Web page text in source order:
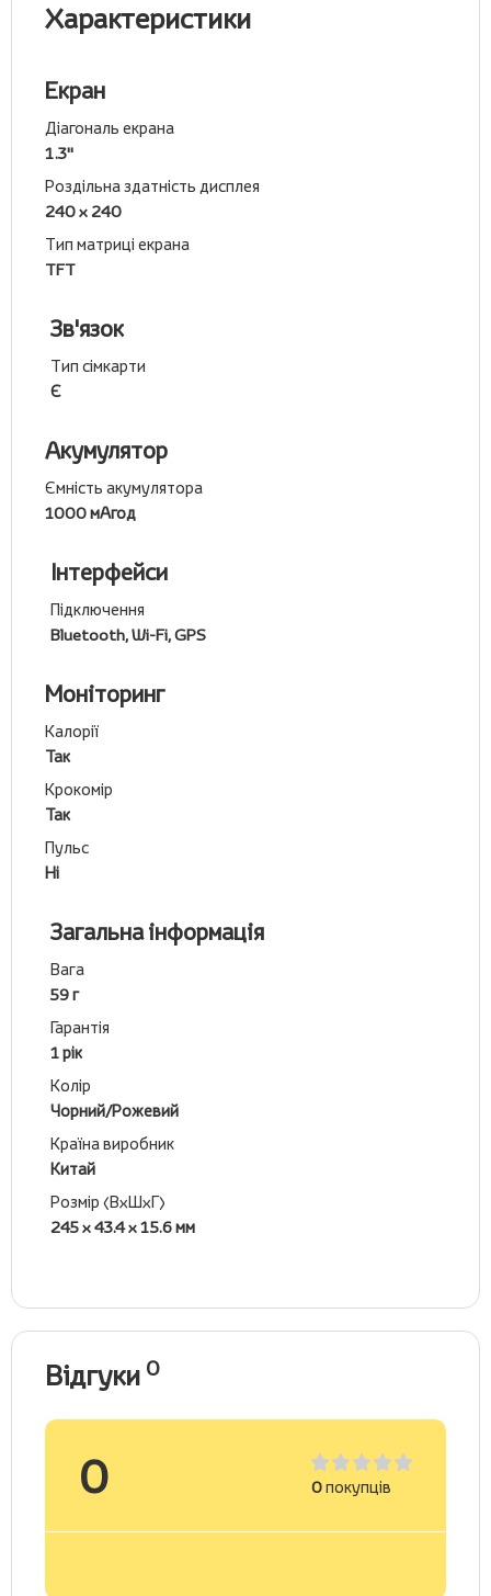
Характеристики
Екран
Діагональ екрана
1.3''
Роздільна здатність дисплея
240 x 240
Тип матриці екрана
TFT
Зв'язок
Тип сімкарти
Є
Акумулятор
Ємність акумулятора
1000 мАгод
Інтерфейси
Підключення
Bluetooth, Wi-Fi, GPS
Моніторинг
Калорії
Так
Крокомір
Так
Пульс
Ні
Загальна інформація
Вага
59 г
Гарантія
1 рік
Колір
Чорний/Рожевий
Країна виробник
Китай
Розмір (ВхШхГ)
245 x 43.4 x 15.6 мм
Відгуки 0
0 0покупців